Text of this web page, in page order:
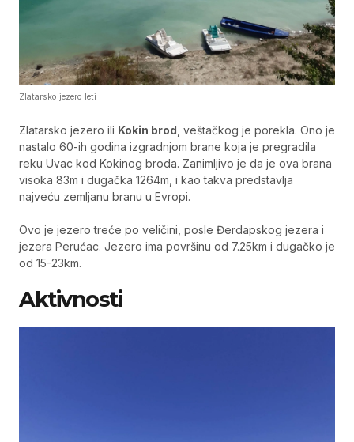
Zlatarsko jezero leti
Zlatarsko jezero ili Kokin brod , veštačkog je porekla. Ono je
nastalo 60-ih godina izgradnjom brane koja je pregradila
reku Uvac kod Kokinog broda. Zanimljivo je da je ova brana
visoka 83m i dugačka 1264m, i kao takva predstavlja
najveću zemljanu branu u Evropi.
Ovo je jezero treće po veličini, posle Đerdapskog jezera i
jezera Perućac. Jezero ima površinu od 7.25km i dugačko je
od 15-23km.
Aktivnosti